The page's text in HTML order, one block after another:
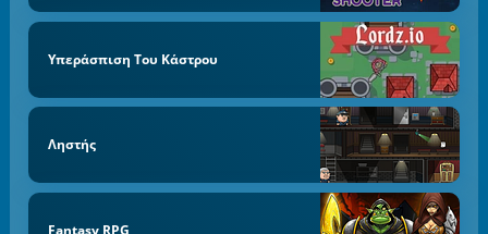
Υπεράσπιση Του Κάστρου
Ληστής
Fantasy RPG